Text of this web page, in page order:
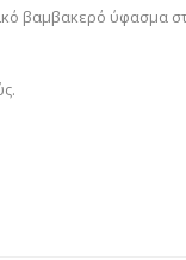
βαμβακερό ύφασμα